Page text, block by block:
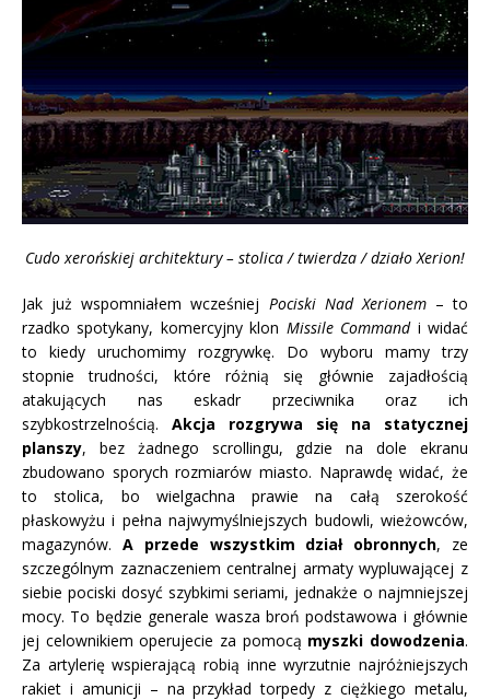
Cudo xerońskiej architektury – stolica / twierdza / działo Xerion!
Jak już wspomniałem wcześniej Pociski Nad Xerionem– to
rzadko spotykany, komercyjny klon Missile Commandi widać
to kiedy uruchomimy rozgrywkę. Do wyboru mamy trzy
stopnie trudności, które różnią się głównie zajadłością
atakujących nas eskadr przeciwnika oraz ich
szybkostrzelnością. Akcja rozgrywa się na statycznej
planszy, bez żadnego scrollingu, gdzie na dole ekranu
zbudowano sporych rozmiarów miasto. Naprawdę widać, że
to stolica, bo wielgachna prawie na całą szerokość
płaskowyżu i pełna najwymyślniejszych budowli, wieżowców,
magazynów. A przede wszystkim dział obronnych, ze
szczególnym zaznaczeniem centralnej armaty wypluwającej z
siebie pociski dosyć szybkimi seriami, jednakże o najmniejszej
mocy. To będzie generale wasza broń podstawowa i głównie
jej celownikiem operujecie za pomocą myszki dowodzenia.
Za artylerię wspierającą robią inne wyrzutnie najróżniejszych
rakiet i amunicji – na przykład torpedy z ciężkiego metalu,